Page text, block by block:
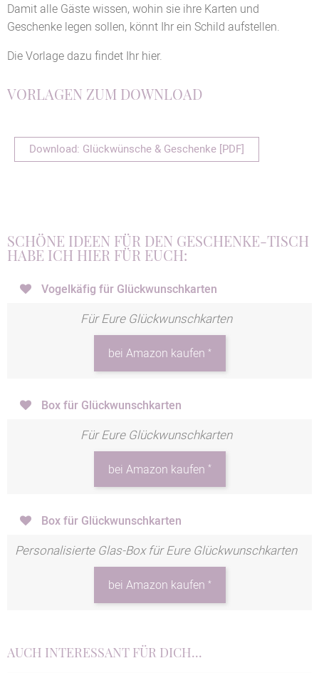
Damit alle Gäste wissen, wohin sie ihre Karten und
Geschenke legen sollen, könnt Ihr ein Schild aufstellen.
Die Vorlage dazu findet Ihr hier.
VORLAGEN ZUM DOWNLOAD
Download: Glückwünsche & Geschenke [PDF]
SCHÖNE IDEEN FÜR DEN GESCHENKE-TISCH
HABE ICH HIER FÜR EUCH:
Vogelkäfig für Glückwunschkarten
Für Eure Glückwunschkarten
bei Amazon kaufen *
Box für Glückwunschkarten
Für Eure Glückwunschkarten
bei Amazon kaufen *
Box für Glückwunschkarten
Personalisierte Glas-Box für Eure Glückwunschkarten
bei Amazon kaufen *
AUCH INTERESSANT FÜR DICH...